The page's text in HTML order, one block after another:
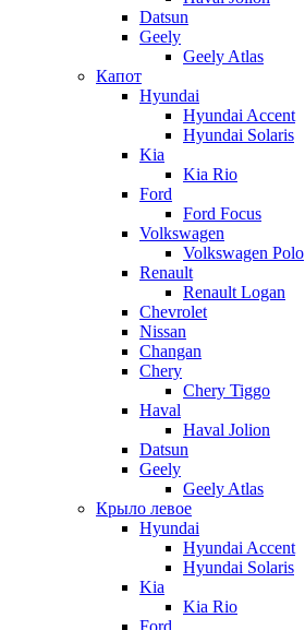
Datsun
Geely
Geely Atlas
Капот
Hyundai
Hyundai Accent
Hyundai Solaris
Kia
Kia Rio
Ford
Ford Focus
Volkswagen
Volkswagen Polo
Renault
Renault Logan
Chevrolet
Nissan
Changan
Chery
Chery Tiggo
Haval
Haval Jolion
Datsun
Geely
Geely Atlas
Крыло левое
Hyundai
Hyundai Accent
Hyundai Solaris
Kia
Kia Rio
Ford